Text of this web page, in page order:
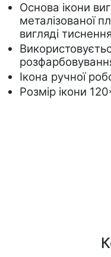
Основа ікони
металізованої
вигляді
Ікона ручної
Розмір ікони